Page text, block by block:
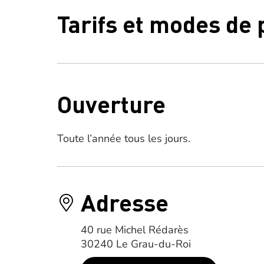
Tarifs et modes de
Ouverture
Toute l’année tous les jours.
Adresse
40 rue Michel Rédarès
30240 Le Grau-du-Roi